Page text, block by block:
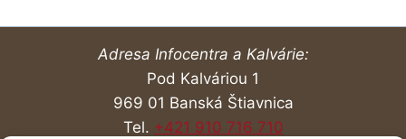
Adresa Infocentra a Kalvárie:
Pod Kalváriou 1
969 01 Banská Štiavnica
Tel. +421 910 716 710